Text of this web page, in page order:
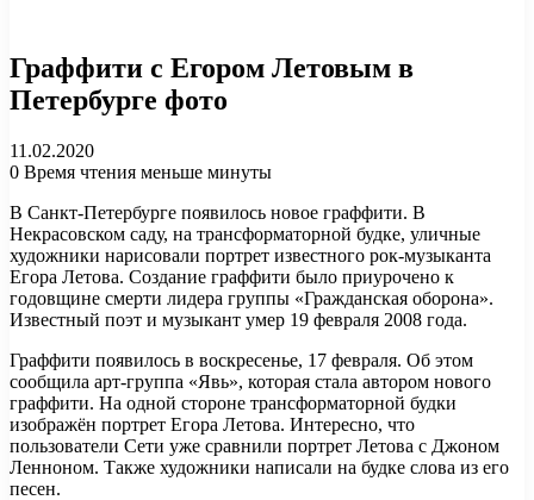
Граффити с Егором Летовым в
Петербурге фото
11.02.2020
0 Время чтения меньше минуты
В Санкт-Петербурге появилось новое граффити. В
Некрасовском саду, на трансформаторной будке, уличные
художники нарисовали портрет известного рок-музыканта
Егора Летова. Создание граффити было приурочено к
годовщине смерти лидера группы «Гражданская оборона».
Известный поэт и музыкант умер 19 февраля 2008 года.
Граффити появилось в воскресенье, 17 февраля. Об этом
сообщила арт-группа «Явь», которая стала автором нового
граффити. На одной стороне трансформаторной будки
изображён портрет Егора Летова. Интересно, что
пользователи Сети уже сравнили портрет Летова с Джоном
Ленноном. Также художники написали на будке слова из его
песен.